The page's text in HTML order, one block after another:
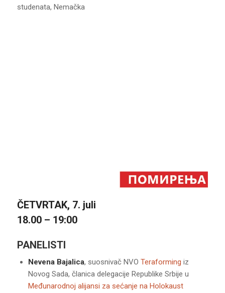
studenata, Nemačka
ČETVRTAK, 7. juli
18.00 – 19:00
PANELISTI
Nevena Bajalica, suosnivač NVO Teraforming iz
Novog Sada, članica delegacije Republike Srbije u
Međunarodnoj alijansi za sećanje na Holokaust